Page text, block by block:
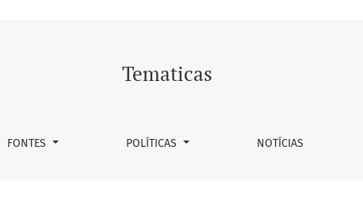
e velhos desafios para trabalhadoras/es e as Ciências Sociais
Tematicas
FONTES POLÍTICAS NOTÍCIAS